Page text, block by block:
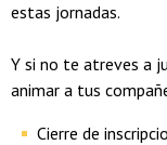
estas jornadas.
Y si no te atreves a
animar a tus
Cierre de